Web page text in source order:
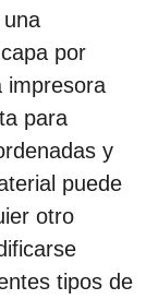
por
impresora
para
y
puede
otro
tipos de